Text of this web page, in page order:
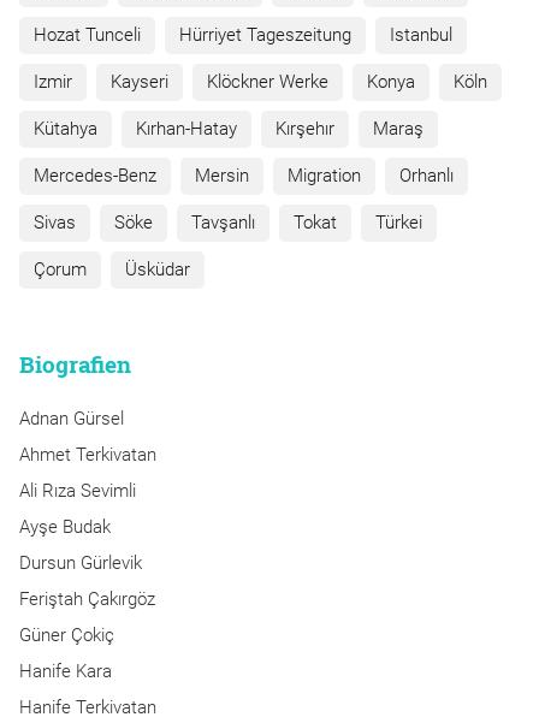
Hozat Tunceli Hürriyet Tageszeitung Istanbul
Izmir Kayseri Klöckner Werke Konya Köln
Kütahya Kırhan-Hatay Kırşehır Maraş
Mercedes-Benz Mersin Migration Orhanlı
Sivas Söke Tavşanlı Tokat Türkei
Çorum Üsküdar
Biografien
Adnan Gürsel
Ahmet Terkivatan
Ali Rıza Sevimli
Ayşe Budak
Dursun Gürlevik
Feriştah Çakırgöz
Güner Çokiç
Hanife Kara
Hanife Terkivatan